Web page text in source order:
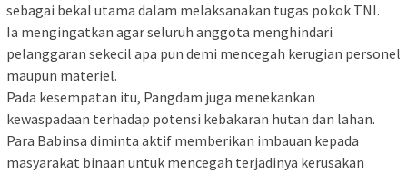
sebagai bekal utama dalam melaksanakan tugas pokok TNI.
Ia mengingatkan agar seluruh anggota menghindari
pelanggaran sekecil apa pun demi mencegah kerugian personel
maupun materiel.
Pada kesempatan itu, Pangdam juga menekankan
kewaspadaan terhadap potensi kebakaran hutan dan lahan.
Para Babinsa diminta aktif memberikan imbauan kepada
masyarakat binaan untuk mencegah terjadinya kerusakan